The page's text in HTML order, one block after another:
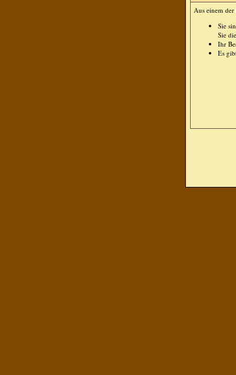
Aus einem
Sie
Sie
Ihr
Es